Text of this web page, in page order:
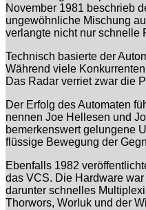
November 1981 beschrieb
ungewöhnliche Mischung
verlangte nicht nur schnelle
Technisch basierte der
Während viele
Das Radar verriet zwar die
Der Erfolg des Automaten
nennen Joe Hellesen und
bemerkenswert gelungene
flüssige Bewegung der
Ebenfalls 1982
das VCS. Die Hardware
darunter schnelles
Thorwors, Worluk und der